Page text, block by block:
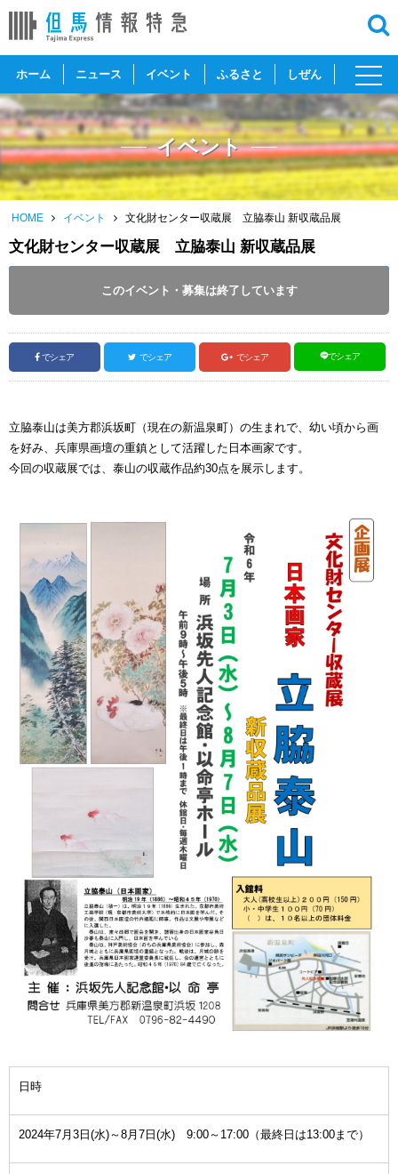
ホーム ニュース イベント ふるさと しぜん
toggle
イベント
HOME イベント 文化財センター収蔵展 立脇泰山 新収蔵品展
文化財センター収蔵展 立脇泰山 新収蔵品展
このイベント・募集は終了しています
でシェア でシェア でシェア でシェア
立脇泰山は美方郡浜坂町（現在の新温泉町）の生まれで、幼い頃から画
を好み、兵庫県画壇の重鎮として活躍した日本画家です。
今回の収蔵展では、泰山の収蔵作品約30点を展示します。
日時
2024年7月3日(水)～8月7日(水) 9:00～17:00（最終日は13:00まで）